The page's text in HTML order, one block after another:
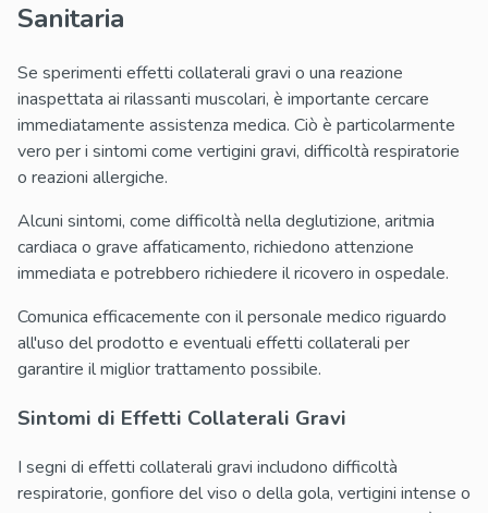
Sanitaria
Se sperimenti effetti collaterali gravi o una reazione
inaspettata ai rilassanti muscolari, è importante cercare
immediatamente assistenza medica. Ciò è particolarmente
vero per i sintomi come vertigini gravi, difficoltà respiratorie
o reazioni allergiche.
Alcuni sintomi, come difficoltà nella deglutizione, aritmia
cardiaca o grave affaticamento, richiedono attenzione
immediata e potrebbero richiedere il ricovero in ospedale.
Comunica efficacemente con il personale medico riguardo
all'uso del prodotto e eventuali effetti collaterali per
garantire il miglior trattamento possibile.
Sintomi di Effetti Collaterali Gravi
I segni di effetti collaterali gravi includono difficoltà
respiratorie, gonfiore del viso o della gola, vertigini intense o